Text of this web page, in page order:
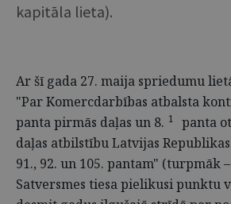
kapitāla lieta).
Ar šī gada 27. maija spriedumu
"Par Komercdarbības atbalsta
panta pirmās daļas un 8. 1
panta
daļas atbilstību Latvijas Republikas
91., 92. un 105. pantam" (turpmāk
Satversmes tiesa pielikusi punktu